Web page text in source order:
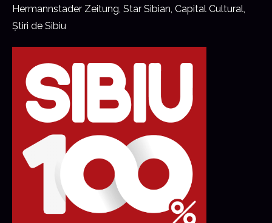
Hermannstader Zeitung, Star Sibian, Capital Cultural,
Știri de Sibiu